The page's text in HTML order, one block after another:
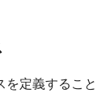
を定義すること